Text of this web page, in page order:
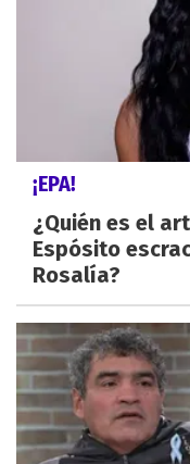
¡EPA!
¿Quién es el
Espósito
Rosalía?